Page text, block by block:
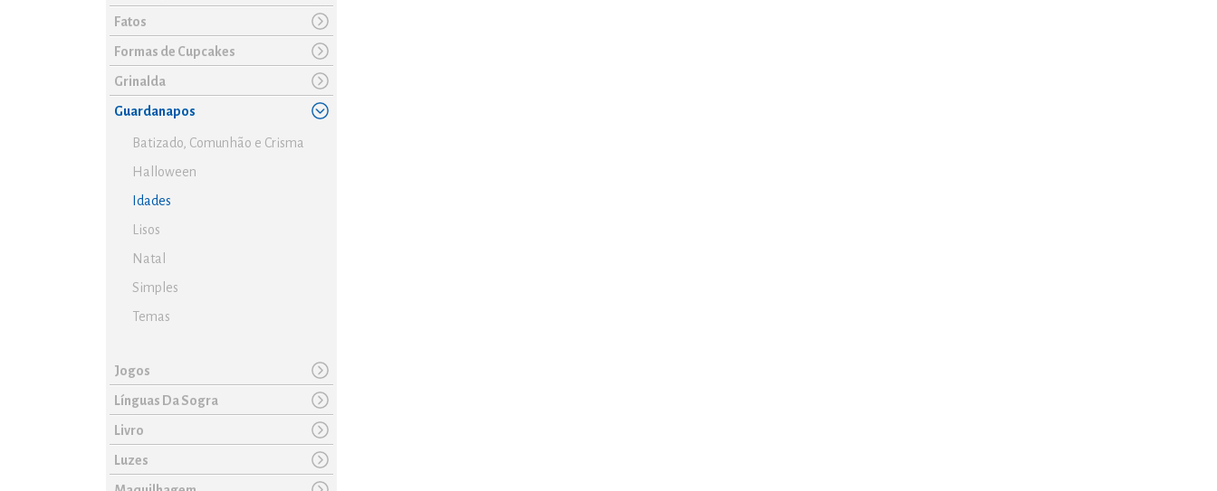
Fatos
Formas de Cupcakes
Grinalda
Guardanapos
Batizado, Comunhão e Crisma
Halloween
Idades
Lisos
Natal
Simples
Temas
Jogos
Línguas Da Sogra
Livro
Luzes